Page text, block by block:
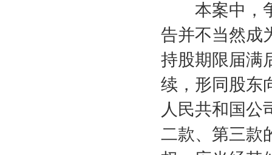
本案中，争
告并不当然成
持股期限届满
续，形同股东
人民共和国公
二款、第三款